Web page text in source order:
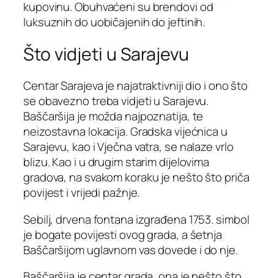
kupovinu. Obuhvaćeni su brendovi od
luksuznih do uobičajenih do jeftinih.
Što vidjeti u Sarajevu
Centar Sarajeva je najatraktivniji dio i ono što
se obavezno treba vidjeti u Sarajevu.
Baščaršija je možda najpoznatija, te
neizostavna lokacija. Gradska vijećnica u
Sarajevu, kao i Vječna vatra, se nalaze vrlo
blizu. Kao i u drugim starim dijelovima
gradova, na svakom koraku je nešto što priča
povijest i vrijedi pažnje.
Sebilj, drvena fontana izgrađena 1753. simbol
je bogate povijesti ovog grada, a šetnja
Baščaršijom uglavnom vas dovede i do nje.